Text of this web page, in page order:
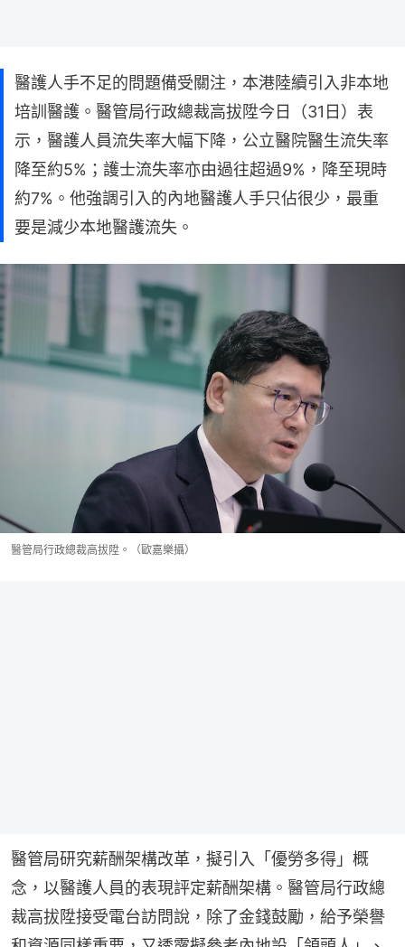
醫護人手不足的問題備受關注，本港陸續引入非本地
培訓醫護。醫管局行政總裁高拔陞今日（31日）表
示，醫護人員流失率大幅下降，公立醫院醫生流失率
降至約5%；護士流失率亦由過往超過9%，降至現時
約7%。他強調引入的內地醫護人手只佔很少，最重
要是減少本地醫護流失。
醫管局行政總裁高拔陞。（歐嘉樂攝）
醫管局研究薪酬架構改革，擬引入「優勞多得」概
念，以醫護人員的表現評定薪酬架構。醫管局行政總
裁高拔陞接受電台訪問說，除了金錢鼓勵，給予榮譽